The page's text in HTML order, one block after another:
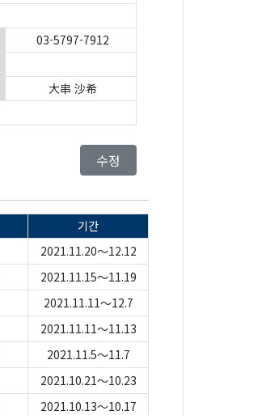
03-5797-7912
大串 沙希
수정
기간
2021.11.20～12.12
2021.11.15～11.19
2021.11.11～12.7
2021.11.11～11.13
2021.11.5～11.7
2021.10.21～10.23
2021.10.13～10.17